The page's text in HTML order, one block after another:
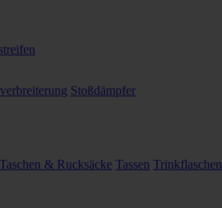
Stoßdämpfer
Taschen & Rucksäcke Tassen Trinkflaschen